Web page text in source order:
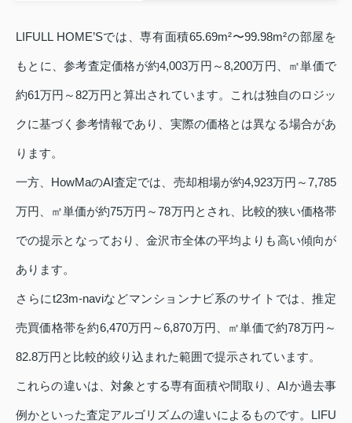
LIFULL HOME’Sでは、専有面積65.69m²〜99.98m²の部屋を
もとに、参考査定価格が約4,003万円～8,200万円、㎡単価で
約61万円～82万円と算出されています。これは独自のロジッ
クに基づく参考情報であり、実際の価格とは異なる場合があ
ります。
一方、HowMaのAI査定では、売却相場が約4,923万円～7,785
万円、㎡単価が約75万円～78万円とされ、比較的狭い価格帯
での提示となっており、金沢市全体の平均よりも高い傾向が
あります。
さらにt23m-naviなどマンションナビ系のサイトでは、推定
売買価格帯を約6,470万円～6,870万円、㎡単価で約78万円～
82.8万円と比較的絞り込まれた範囲で提示されています。
これらの違いは、対象とする専有面積や間取り、AIか過去事
例かといった査定アルゴリズムの違いによるものです。LIFU